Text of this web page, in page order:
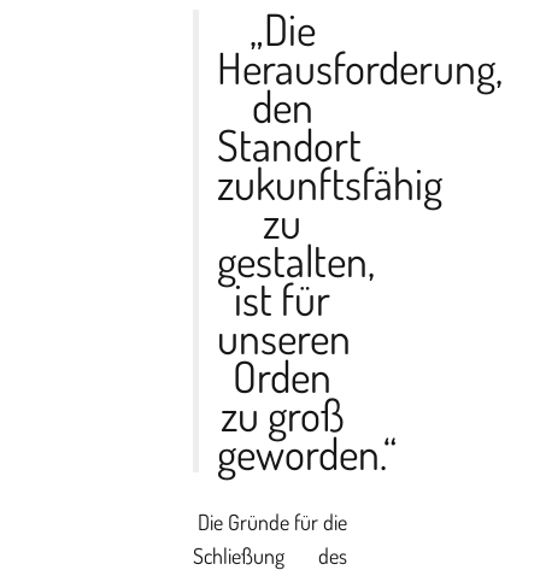
„Die
Herausforderung,
den
Standort
zukunftsfähig
zu
gestalten,
ist für
unseren
Orden
zu groß
geworden.“
Die Gründe für die
Schließung des